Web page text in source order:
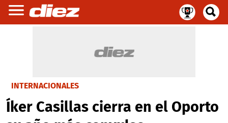
INTERNACIONALES
Íker Casillas cierra en el Oporto